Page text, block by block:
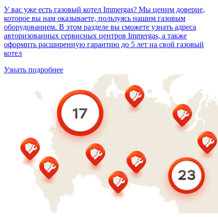
У вас уже есть газовый котел Immergas? Мы ценим доверие,
которое вы нам оказываете, пользуясь нашим газовым
оборудованием. В этом разделе вы сможете узнать адреса
авторизованных сервисных центров Immergas, а также
оформить расширенную гарантию до 5 лет на свой газовый
котел
Узнать подробнее